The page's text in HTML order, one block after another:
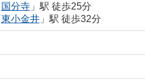
国分寺」駅 徒歩25分
東小金井」駅 徒歩32分